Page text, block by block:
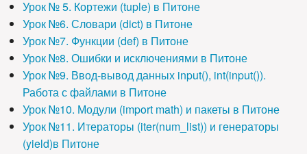
Урок № 5. Кортежи (tuple) в Питоне
Урок №6. Словари (dict) в Питоне
Урок №7. Функции (def) в Питоне
Урок №8. Ошибки и исключениями в Питоне
Урок №9. Ввод-вывод данных input(), int(input()).
Работа с файлами в Питоне
Урок №10. Модули (import math) и пакеты в Питоне
Урок №11. Итераторы (iter(num_list)) и генераторы
(yield)в Питоне